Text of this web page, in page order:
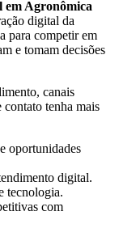
Agronômica
digital da
para competir em
e tomam decisões
canais
tenha mais
oportunidades
digital.
tecnologia.
com